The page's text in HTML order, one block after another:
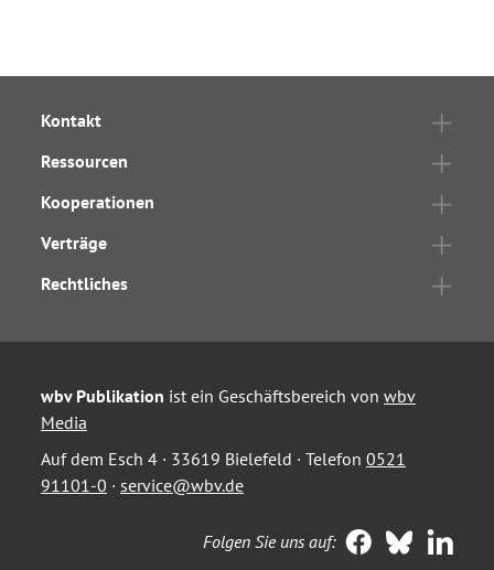
Kontakt
Ressourcen
Kooperationen
Verträge
Rechtliches
wbv Publikation ist ein Geschäftsbereich von wbv
Media
Auf dem Esch 4 · 33619 Bielefeld · Telefon 0521
91101-0 · service@wbv.de
Folgen Sie uns auf: